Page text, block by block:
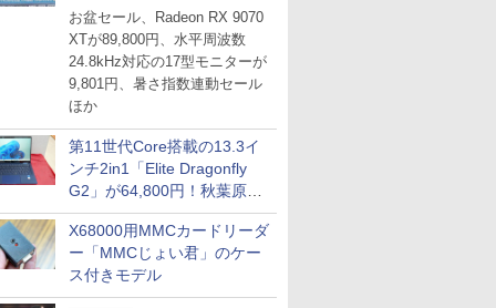
お盆セール、Radeon RX 9070
XTが89,800円、水平周波数
24.8kHz対応の17型モニターが
9,801円、暑さ指数連動セール
ほか
第11世代Core搭載の13.3イ
ンチ2in1「Elite Dragonfly
G2」が64,800円！秋葉原で
中古PCセール
X68000用MMCカードリーダ
ー「MMCじょい君」のケー
ス付きモデル